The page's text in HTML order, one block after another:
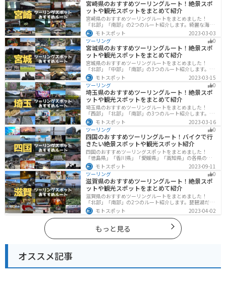
宮崎県のおすすめツーリングルート！絶景スポ
ットや観光スポットをまとめて紹介
宮崎県のおすすめツーリングルートをまとめました！
「北部」「南部」の2つのルート紹介します。綺麗な海岸
線が特徴的な海・自然豊かな山・趣のある神社を満喫す
るツーリングができます。バイクで宮崎県にツーリング
に行く際は参考にしてください。
モトスポット
2023-03-03
ツーリング
0
宮城県のおすすめツーリングルート！絶景スポ
ットや観光スポットをまとめて紹介
宮城県のおすすめツーリングルートをまとめました！
「北部」「中部」「南部」の3つのルート紹介します。キ
ツネ村や広大な山や滝、湖などを歴史や自然を満喫する
ツーリングができます。バイクで宮城県にツーリングに
行く際は参考にしてください。
モトスポット
2023-03-15
ツーリング
0
埼玉県のおすすめツーリングルート！絶景スポ
ットや観光スポットをまとめて紹介
埼玉県のおすすめツーリングルートをまとめました！
「西部」「北部」「南部」の3つのルート紹介します。自
然豊かな西側と街中の東側で違った楽しみ方ができま
す。バイクで埼玉県にツーリングに行く際は参考にして
ください。
モトスポット
2023-03-16
ツーリング
0
四国のおすすめツーリングルート！バイクで行
きたい絶景スポットや観光スポット紹介
四国のおすすめツーリングスポットをまとめました！
「徳島県」「香川県」「愛媛県」「高知県」の各県の観
光地紹介します。自然豊かな山々や湖、温泉地が点在
し、四季折々の景色を楽しめるスポットが多数ありま
す。バイクで四国にツーリングに行く際は参考にしてく
ださい。
モトスポット
2023-09-11
ツーリング
0
滋賀県のおすすめツーリングルート！絶景スポ
ットや観光スポットをまとめて紹介
滋賀県のおすすめツーリングルートをまとめました！
「北部」「南部」の2つのルート紹介します。琵琶湖だけ
でなく、比叡山ドライブウェイなどの山を楽しめるスポ
ットも多数あります。バイクで滋賀県にツーリングに行
く際は参考にしてください。
モトスポット 2023-04-02
もっと見る
オススメ記事